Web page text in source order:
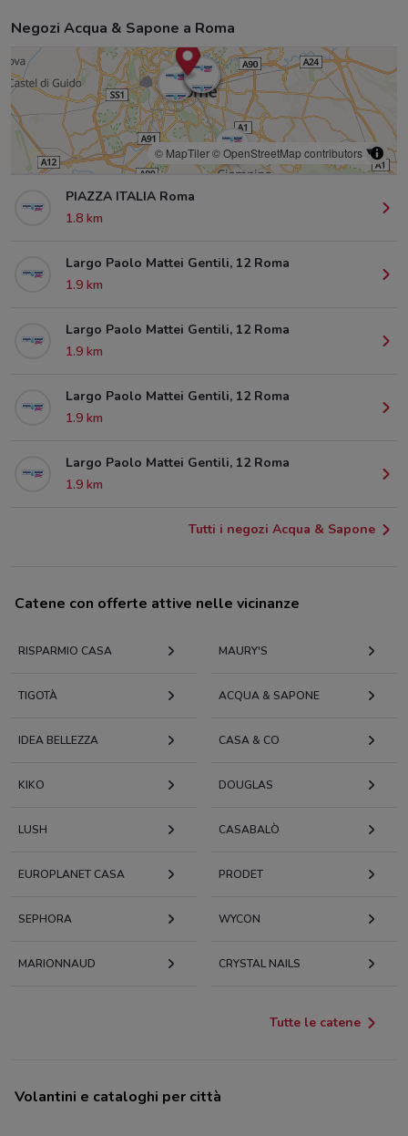
Negozi Acqua & Sapone a Roma
© MapTiler© OpenStreetMap contributors
PIAZZA ITALIA Roma
1.8 km
Largo Paolo Mattei Gentili, 12 Roma
1.9 km
Largo Paolo Mattei Gentili, 12 Roma
1.9 km
Largo Paolo Mattei Gentili, 12 Roma
1.9 km
Largo Paolo Mattei Gentili, 12 Roma
1.9 km
Tutti i negozi Acqua & Sapone
Catene con offerte attive nelle vicinanze
RISPARMIO CASA MAURY'S
TIGOTÀ ACQUA & SAPONE
IDEA BELLEZZA CASA & CO
KIKO DOUGLAS
LUSH CASABALÒ
EUROPLANET CASA PRODET
SEPHORA WYCON
MARIONNAUD CRYSTAL NAILS
Tutte le catene
Volantini e cataloghi per città